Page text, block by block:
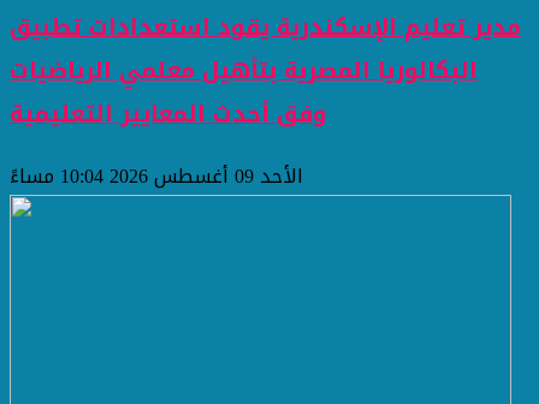
مدير تعليم الإسكندرية يقود استعدادات تطبيق
البكالوريا المصرية بتأهيل معلمي الرياضيات
وفق أحدث المعايير التعليمية
الأحد 09 أغسطس 2026 10:04 مساءً